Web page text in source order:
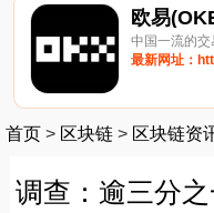
欧易
中国一流的
最新网址：
首页 > 区块链 > 区块链资
调查：逾三分